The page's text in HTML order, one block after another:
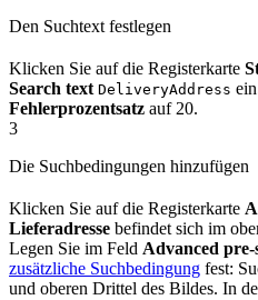
Den Suchtext festlegen
Klicken Sie auf die Registerkarte
Search text DeliveryAddress
Fehlerprozentsatz auf 20.
3
Die Suchbedingungen hinzufügen
Klicken Sie auf die Registerkarte
Lieferadresse befindet sich im
Legen Sie im Feld Advanced
zusätzliche Suchbedingung fest:
und oberen Drittel des Bildes. In